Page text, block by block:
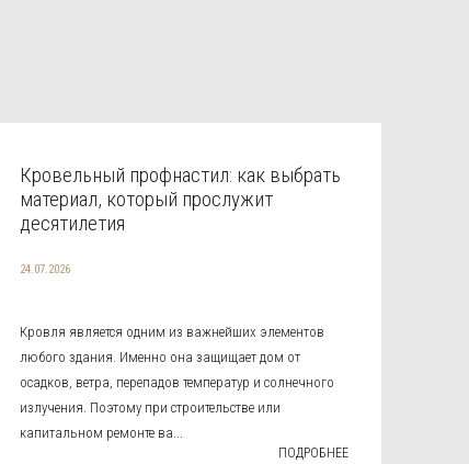
Кровельный профнастил: как выбрать
материал, который прослужит
десятилетия
24.07.2026
Кровля является одним из важнейших элементов
любого здания. Именно она защищает дом от
осадков, ветра, перепадов температур и солнечного
излучения. Поэтому при строительстве или
капитальном ремонте ва...
ПОДРОБНЕЕ